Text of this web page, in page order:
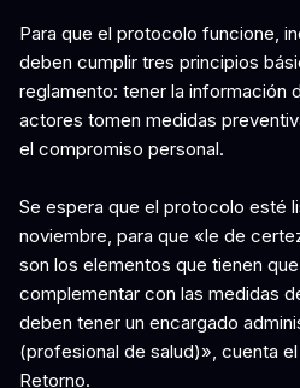
Para que el protocolo funcione,
deben cumplir tres principios
reglamento: tener la información
actores tomen medidas
el compromiso personal.
Se espera que el protocolo esté
noviembre, para que «le de
son los elementos que tienen
complementar con las medidas
deben tener un encargado
(profesional de salud)», cuenta
Retorno.